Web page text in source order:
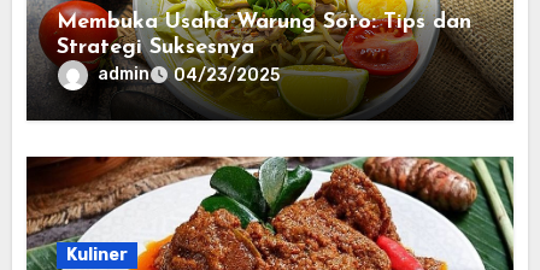
Membuka Usaha Warung Soto: Tips dan
Strategi Suksesnya
admin 04/23/2025
Kuliner